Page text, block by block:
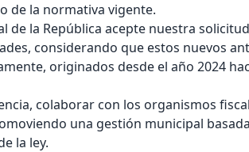
de la normativa vigente.
de la República acepte nuestra
considerando que estos nuevos
originados desde el año 2024
colaborar con los organismos
una gestión municipal
la ley.